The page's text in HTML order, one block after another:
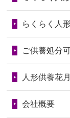
2026/06/24
句に贈って...
2026/06/23
第71回人
第70回人
第68回人形
らくらく人
ご供養処分
人形供養花
会社概要